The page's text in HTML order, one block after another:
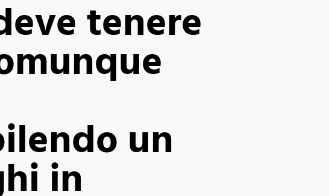
tenere
un
in